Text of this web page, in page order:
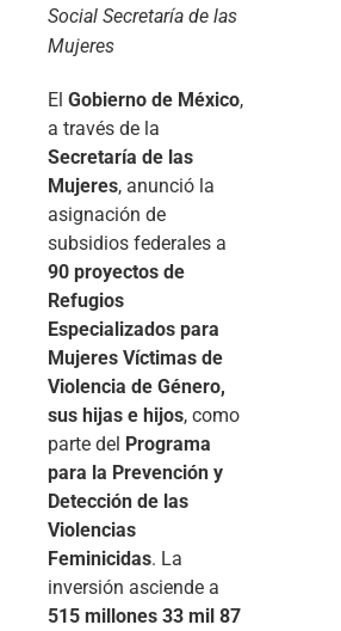
Social Secretaría de las
Mujeres
El Gobierno de México,
a través de la
Secretaría de las
Mujeres, anunció la
asignación de
subsidios federales a
90 proyectos de
Refugios
Especializados para
Mujeres Víctimas de
Violencia de Género,
sus hijas e hijos, como
parte del Programa
para la Prevención y
Detección de las
Violencias
Feminicidas. La
inversión asciende a
515 millones 33 mil 87